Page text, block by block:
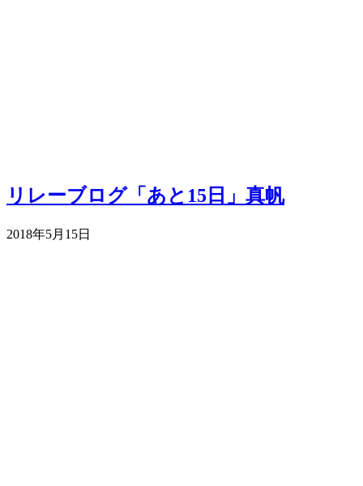
リレーブログ「あと15日」真帆
2018年5月15日